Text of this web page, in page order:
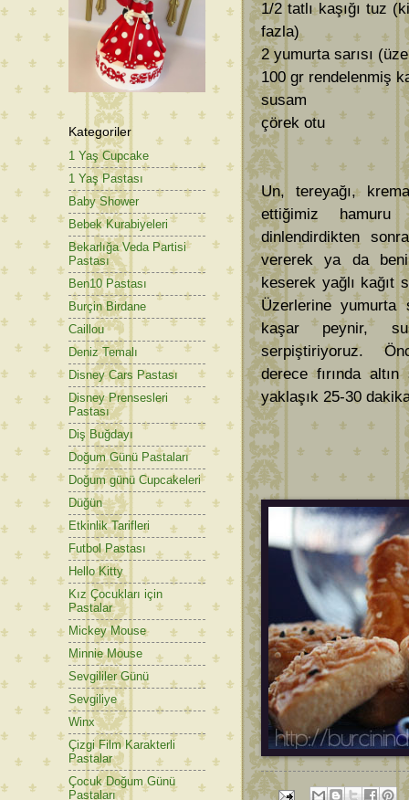
1/2 tatlı kaşığı tuz
fazla)
2 yumurta sarısı
100 gr rendelenmiş
susam
çörek otu
Un, tereyağı,
ettiğimiz hamuru
dinlendirdikten
vererek ya da
keserek yağlı kağıt
Üzerlerine yumurta
kaşar peynir,
serpiştiriyoruz.
derece fırında
yaklaşık 25-30
Kategoriler
1 Yaş Cupcake
1 Yaş Pastası
Baby Shower
Bebek Kurabiyeleri
Bekarlığa Veda Partisi
Pastası
Ben10 Pastası
Burçin Birdane
Caillou
Deniz Temalı
Disney Cars Pastası
Disney Prensesleri
Pastası
Diş Buğdayı
Doğum Günü Pastaları
Doğum günü Cupcakeleri
Düğün
Etkinlik Tarifleri
Futbol Pastası
Hello Kitty
Kız Çocukları için
Pastalar
Mickey Mouse
Minnie Mouse
Sevgililer Günü
Sevgiliye
Winx
Çizgi Film Karakterli
Pastalar
Çocuk Doğum Günü
Pastaları